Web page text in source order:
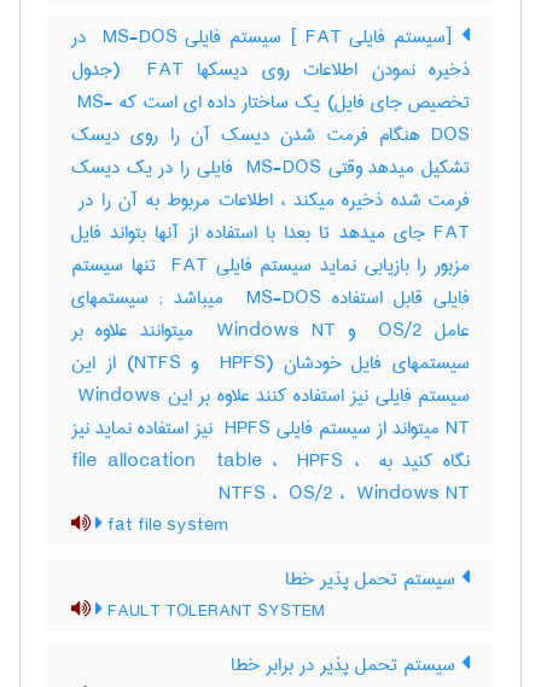
[سیستم فایلی ‎ FAT] سیستم فایلی ‎ MS-DOS در
ذخیره نمودن اطلاعات روی دیسکها ‎ FAT (جدول
تخصیص جای فایل) یک ساختار داده ای است که ‎ MS-
DOS هنگام فرمت شدن دیسک آن را روی دیسک
تشکیل میدهد وقتی ‎ MS-DOS فایلی را در یک دیسک
FAT جای میدهد تا بعدا با استفاده از آنها بتواند فایل
مزبور را بازیابی نماید سیستم فایلی ‎ FAT تنها سیستم
فایلی قابل استفاده ‎ MS-DOS میباشد‎ ; سیستمهای
عامل ‎ OS/2 و ‎ Windows NT میتوانند علاوه بر
سیستمهای فایل خودشان (‎ HPFS و ‎NTFS) از این
سیستم فایلی نیز استفاده کنند علاوه بر این ‎ Windows
NT میتواند از سیستم فایلی ‎ HPFS نیز استفاده نماید نیز
نگاه کنید به ‎file allocation ‎ table ، ‎ HPFS ، ‎
NTFS ، ‎ OS/2 ، ‎ Windows NT
fat file system
سیستم تحمل پذیر خطا
FAULT TOLERANT SYSTEM
سیستم تحمل پذیر در برابر خطا